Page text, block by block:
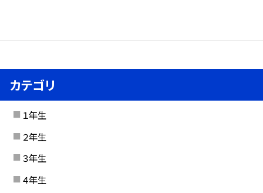
カテゴリ
１年生
２年生
３年生
４年生